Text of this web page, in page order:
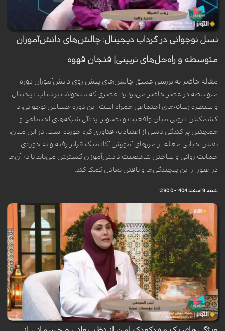
نسل نوجوانی در گرداب دیجیتال: چالش‌های دانش‌آموزان
متوسطه و راه‌حل‌های تربیتی| فنجان قهوه
مقاله حاضر به بررسی عمیق چالش‌های پیش روی دانش‌آموزان دوره
متوسطه در عصر حاضر می‌پردازد؛ عصری که با تحولات پرشتاب دیجیتال
و سیطره رسانه‌های اجتماعی همراه است. این دوره حساس نوجوانی، با
کشمکش درونی میان واقعیت و تصاویر ایده‌آل شبکه‌های اجتماعی و
همچنین پراکندگی ناشی از اعتیاد به فناوری گره خورده است. در این میان،
نقش حیاتی معلم از مرزهای آموزش آکادمیک فراتر رفته و به حوزه‌ی
حمایت روانی و ساختن شخصیت دانش‌آموزان گسترش می‌یابد تا به آن‌ها
در عبور از این پیچیدگی‌ها و یافتن تعادل کمک کند.
شنبه 9 اسفند 1404 - 12:30:0